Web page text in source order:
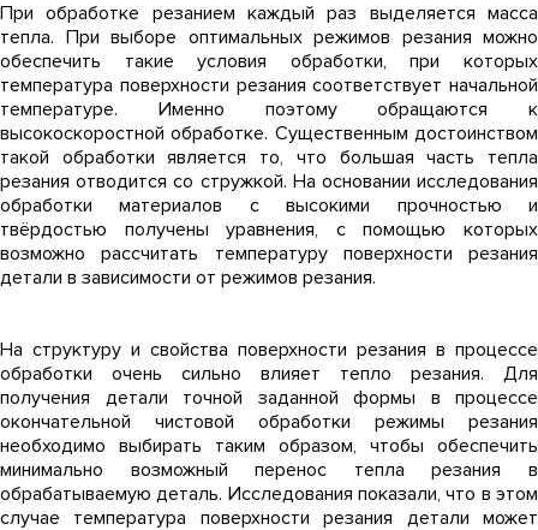
При обработке резанием каждый раз выделяется масса
тепла. При выборе оптимальных режимов резания можно
обеспечить такие условия обработки, при которых
температура поверхности резания соответствует начальной
температуре. Именно поэтому обращаются к
высокоскоростной обработке. Существенным достоинством
такой обработки является то, что большая часть тепла
резания отводится со стружкой. На основании исследования
обработки материалов с высокими прочностью и
твёрдостью получены уравнения, с помощью которых
возможно рассчитать температуру поверхности резания
детали в зависимости от режимов резания.
На структуру и свойства поверхности резания в процессе
обработки очень сильно влияет тепло резания. Для
получения детали точной заданной формы в процессе
окончательной чистовой обработки режимы резания
необходимо выбирать таким образом, чтобы обеспечить
минимально возможный перенос тепла резания в
обрабатываемую деталь. Исследования показали, что в этом
случае температура поверхности резания детали может